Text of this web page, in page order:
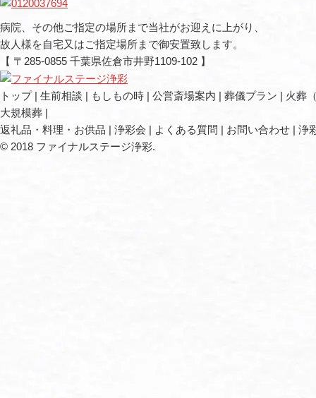
病院、その他ご指定の場所まで当社がお迎えに上がり、
故人様を自宅又はご指定場所まで御安置致します。
【 〒285-0855 千葉県佐倉市井野1109-102 】
トップ 生前相談 もしもの時 公営斎場案内 葬儀プラン
火葬
大規模葬
返礼品・料理・お供品
浄彩会 よくある質問 お問い合わせ
浄
© 2018 ファイナルステージ浄彩.